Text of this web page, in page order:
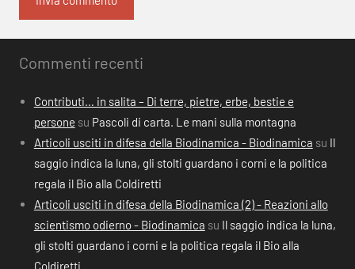
Commenti recenti
Contributi… in salita – Di terre, pietre, erbe, bestie e
persone su Pascoli di carta. Le mani sulla montagna
Articoli usciti in difesa della Biodinamica - Biodinamica su Il
saggio indica la luna, gli stolti guardano i corni e la politica
regala il Bio alla Coldiretti
Articoli usciti in difesa della Biodinamica (2) - Reazioni allo
scientismo odierno - Biodinamica su Il saggio indica la luna,
gli stolti guardano i corni e la politica regala il Bio alla
Coldiretti